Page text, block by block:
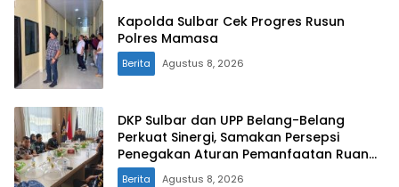
Kapolda Sulbar Cek Progres Rusun
Berita Agustus 8, 2026
DKP Sulbar dan UPP Belang-Belang
Perkuat Sinergi, Samakan Persepsi
Penegakan Aturan Pemanfaatan Ruang
Laut
Berita Agustus 8, 2026